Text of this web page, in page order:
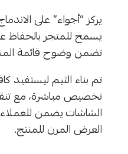
يركز “أجواء” على
يسمح للمتجر بالحفاظ
تضمن وضوح قائمة
تم بناء الثيم
تخصيص مباشرة، مع
الشاشات يضمن للعملاء
العرض المرن للمنتج.